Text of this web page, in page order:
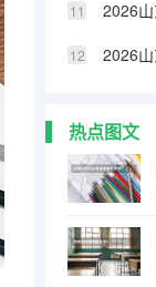
热点图文